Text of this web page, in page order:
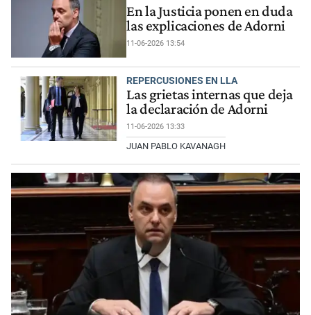
En la Justicia ponen en duda
las explicaciones de Adorni
11-06-2026 13:54
REPERCUSIONES EN LLA
Las grietas internas que deja
la declaración de Adorni
11-06-2026 13:33
JUAN PABLO KAVANAGH